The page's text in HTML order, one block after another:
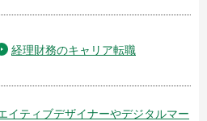
経理財務のキャリア転職
イティブデザイナーやデジタルマー